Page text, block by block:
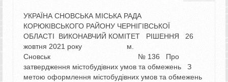
УКРАЇНА СНОВСЬКА МІСЬКА РАДА
КОРЮКІВСЬКОГО РАЙОНУ ЧЕРНІГІВСЬКОЇ
ОБЛАСТІ ВИКОНАВЧИЙ КОМІТЕТ РІШЕННЯ 26
жовтня 2021 року м.
Сновськ № 136 Про
затвердження містобудівних умов та обмежень З
метою оформлення містобудівних умов та обмежень